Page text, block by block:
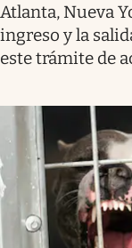
Atlanta, Nueva
ingreso y la
este trámite de